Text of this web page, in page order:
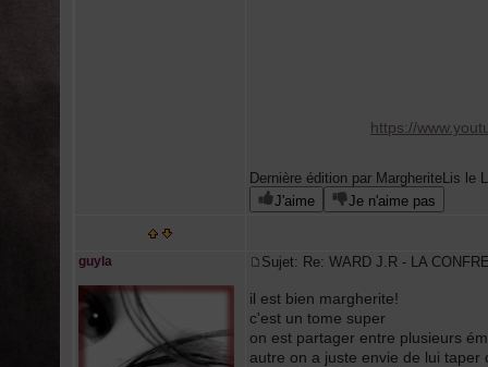
https://
Dernière édition par MargheriteLis le
J'aime
Je n'aime pas
guyla Sujet: Re: WARD J.R - LA
il est bien margherite!
c'est un tome super
on est partager entre plusieurs
autre on a juste envie de lui